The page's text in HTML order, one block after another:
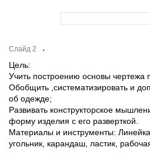
Слайд 2 .
Цель:
Учить построению основы чертежа
Обобщить ,систематизировать и
об одежде;
Развивать конструкторское
форму изделия с его разверткой.
Материалы и инструменты:
угольник, карандаш, ластик,